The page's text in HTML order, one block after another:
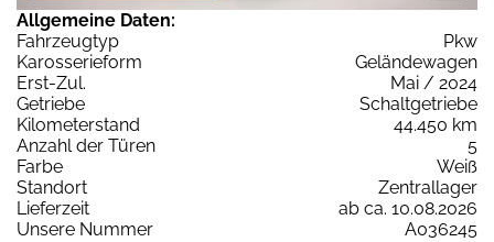
Allgemeine Daten:
Fahrzeugtyp
Pkw
Karosserieform
Geländewagen
Erst-Zul.
Mai / 2024
Getriebe
Schaltgetriebe
Kilometerstand
44.450 km
Anzahl der Türen
5
Farbe
Weiß
Standort
Zentrallager
Lieferzeit
ab ca. 10.08.2026
Unsere Nummer
A036245